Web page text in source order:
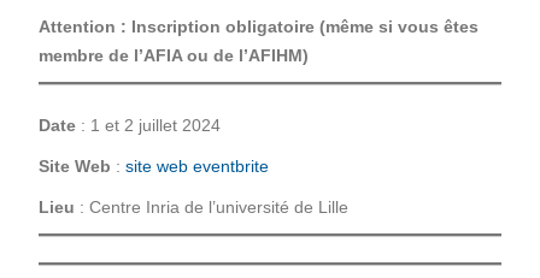
Attention : Inscription obligatoire (même si vous êtes
membre de l’AFIA ou de l’AFIHM)
Date: 1 et 2 juillet 2024
Site Web : site web eventbrite
Lieu : Centre Inria de l’université de Lille